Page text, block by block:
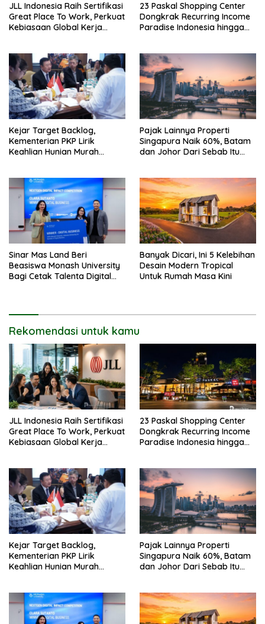
JLL Indonesia Raih Sertifikasi
Great Place To Work, Perkuat
Kebiasaan Global Kerja
23 Paskal Shopping Center
Dongkrak Recurring Income
Paradise Indonesia hingga
Kejar Target Backlog,
Kementerian PKP Lirik
Keahlian Hunian Murah
Pajak Lainnya Properti
Singapura Naik 60%, Batam
dan Johor Dari Sebab Itu
Sinar Mas Land Beri
Beasiswa Monash University
Bagi Cetak Talenta Digital
Banyak Dicari, Ini 5 Kelebihan
Desain Modern Tropical
Untuk Rumah Masa Kini
Rekomendasi untuk kamu
JLL Indonesia Raih Sertifikasi
Great Place To Work, Perkuat
Kebiasaan Global Kerja
23 Paskal Shopping Center
Dongkrak Recurring Income
Paradise Indonesia hingga
Kejar Target Backlog,
Kementerian PKP Lirik
Keahlian Hunian Murah
Pajak Lainnya Properti
Singapura Naik 60%, Batam
dan Johor Dari Sebab Itu